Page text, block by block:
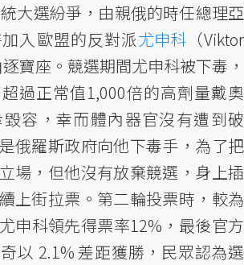
大選紛爭，由親俄的時任總理亞
入歐盟的反對派尤申科（Viktor
寶座。競選期間尤申科被下毒，
過正常值1,000倍的高劑量戴奧
容，幸而體內器官沒有遭到破
俄羅斯政府向他下毒手，為了把
場，但他沒有放棄競選，身上插
上街拉票。第二輪投票時，較為
申科領先得票率12%，最後官方
以 2.1% 差距獲勝，民眾認為選